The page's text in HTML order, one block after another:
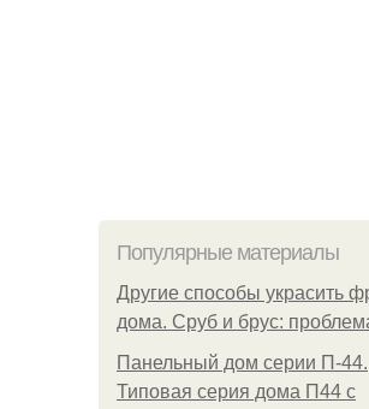
Популярные материалы
Другие способы украсить
дома. Сруб и брус:
Панельный дом серии П-44.
Типовая серия дома П44 с